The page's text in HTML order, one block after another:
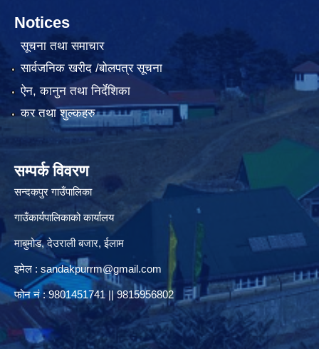
Notices
सूचना तथा समाचार
सार्वजनिक खरीद /बोलपत्र सूचना
ऐन, कानुन तथा निर्देशिका
कर तथा शुल्कहरु
सम्पर्क विवरण
सन्दकपुर गाउँपालिका
गाउँकार्यपालिकाको कार्यालय
माबुमोड, देउराली बजार, ईलाम
इमेल : sandakpurrm@gmail.com
फोन नं : 9801451741 || 9815956802